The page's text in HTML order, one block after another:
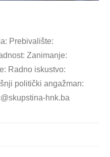
Prebivalište:
Zanimanje:
Radno iskustvo:
politički angažman:
hnk.ba